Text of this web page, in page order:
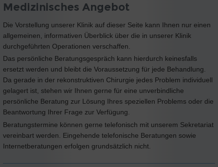
Medizinisches Angebot
Die Vorstellung unserer Klinik auf dieser Seite kann Ihnen nur einen
allgemeinen, informativen Überblick über die in unserer Klinik
durchgeführten Operationen verschaffen.
Das persönliche Beratungsgespräch kann hierdurch keinesfalls
ersetzt werden und bleibt die Voraussetzung für jede Behandlung.
Da gerade in der rekonstruktiven Chirurgie jedes Problem individuell
gelagert ist, stehen wir Ihnen gerne für eine unverbindliche
persönliche Beratung zur Lösung Ihres speziellen Problems oder die
Beantwortung Ihrer Frage zur Verfügung.
Beratungstermine können gerne telefonisch mit unserem Sekretariat
vereinbart werden. Eingehende telefonische Beratungen sowie
Internetberatungen erfolgen grundsätzlich nicht.